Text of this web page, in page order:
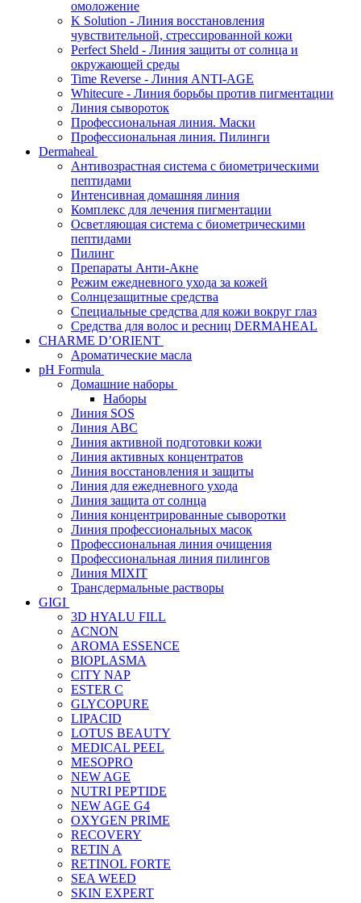
омоложение
K Solution - Линия восстановления
чувствительной, стрессированной кожи
Perfect Sheld - Линия защиты от солнца и
окружающей среды
Time Reverse - Линия ANTI-AGE
Whitecure - Линия борьбы против пигментации
Линия сывороток
Профессиональная линия. Маски
Профессиональная линия. Пилинги
Dermaheal
Антивозрастная система с биометрическими
пептидами
Интенсивная домашняя линия
Комплекс для лечения пигментации
Осветляющая система с биометрическими
пептидами
Пилинг
Препараты Анти-Акне
Режим ежедневного ухода за кожей
Солнцезащитные средства
Специальные средства для кожи вокруг глаз
Средства для волос и ресниц DERMAHEAL
CHARME D’ORIENT
Ароматические масла
pH Formula
Домашние наборы
Наборы
Линия SOS
Линия АВС
Линия активной подготовки кожи
Линия активных концентратов
Линия восстановления и защиты
Линия для ежедневного ухода
Линия защита от солнца
Линия концентрированные сыворотки
Линия профессиональных масок
Профессиональная линия очищения
Профессиональная линия пилингов
Линия MIXIT
Трансдермальные растворы
GIGI
3D HYALU FILL
ACNON
AROMA ESSENCE
BIOPLASMA
CITY NAP
ESTER C
GLYCOPURE
LIPACID
LOTUS BEAUTY
MEDICAL PEEL
MESOPRO
NEW AGE
NUTRI PEPTIDE
NEW AGE G4
OXYGEN PRIME
RECOVERY
RETIN A
RETINOL FORTE
SEA WEED
SKIN EXPERT